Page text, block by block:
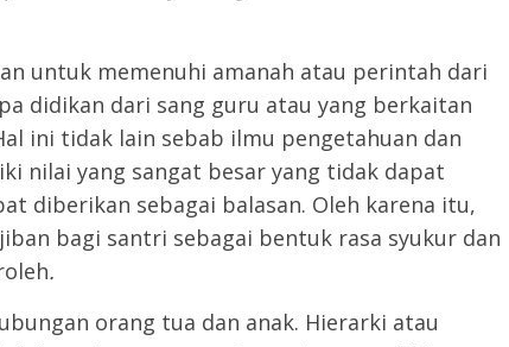
untuk memenuhi amanah atau perintah dari
didikan dari sang guru atau yang berkaitan
ini tidak lain sebab ilmu pengetahuan dan
nilai yang sangat besar yang tidak dapat
diberikan sebagai balasan. Oleh karena itu,
bagi santri sebagai bentuk rasa syukur dan
.
orang tua dan anak. Hierarki atau